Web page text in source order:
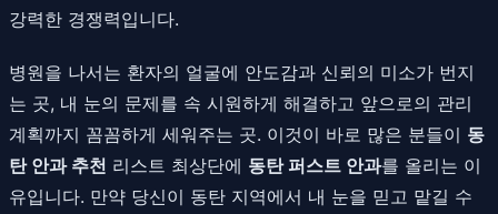
강력한 경쟁력입니다.
병원을 나서는 환자의 얼굴에 안도감과 신뢰의 미소가 번지
는 곳, 내 눈의 문제를 속 시원하게 해결하고 앞으로의 관리
계획까지 꼼꼼하게 세워주는 곳. 이것이 바로 많은 분들이 동
탄 안과 추천 리스트 최상단에 동탄 퍼스트 안과를 올리는 이
유입니다. 만약 당신이 동탄 지역에서 내 눈을 믿고 맡길 수